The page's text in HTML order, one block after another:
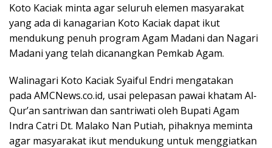
Koto Kaciak minta agar seluruh elemen masyarakat
yang ada di kanagarian Koto Kaciak dapat ikut
mendukung penuh program Agam Madani dan Nagari
Madani yang telah dicanangkan Pemkab Agam.
Walinagari Koto Kaciak Syaiful Endri mengatakan
pada AMCNews.co.id, usai pelepasan pawai khatam Al-
Qur’an santriwan dan santriwati oleh Bupati Agam
Indra Catri Dt. Malako Nan Putiah, pihaknya meminta
agar masyarakat ikut mendukung untuk menggiatkan